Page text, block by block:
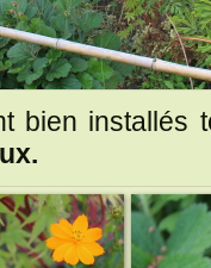
bien installés